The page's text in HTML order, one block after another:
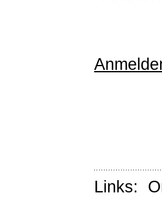
Links: